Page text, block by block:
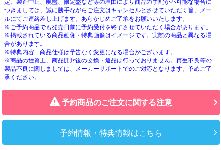
定、製造中止、廃盤、限定盤など等の理由により商品の手配が不可能な場合に
つきましては、誠に勝手ながらご注文はキャンセルとさせていただく旨、メー
ルにてご連絡差し上げます。あらかじめご了承をお願いいたします。
※ご予約商品でも発売日前に予約受付を終了させていただく場合があります。
※掲載されている商品画像・特典画像はイメージです。実際の商品と異なる場
合があります。
※特典内容・商品仕様は予告なく変更になる場合がございます。
※商品の性質上、商品開封後の交換・返品は行っておりません。再生不良等の
製品不良に関しましては、メーカーサポートでのご対応となります。予めご了
承ください。
予約商品のご注文に関する注意
予約情報・特典情報はこちら